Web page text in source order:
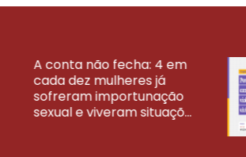
A conta não fecha: 4 em
cada dez mulheres já
sofreram importunação
sexual e viveram situaçõ...